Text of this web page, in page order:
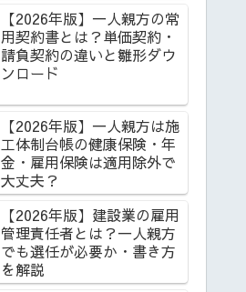
【2026年版】一人親方の常
用契約書とは？単価契約・
請負契約の違いと雛形ダウ
ンロード
【2026年版】一人親方は施
工体制台帳の健康保険・年
金・雇用保険は適用除外で
大丈夫？
【2026年版】建設業の雇用
管理責任者とは？一人親方
でも選任が必要か・書き方
を解説